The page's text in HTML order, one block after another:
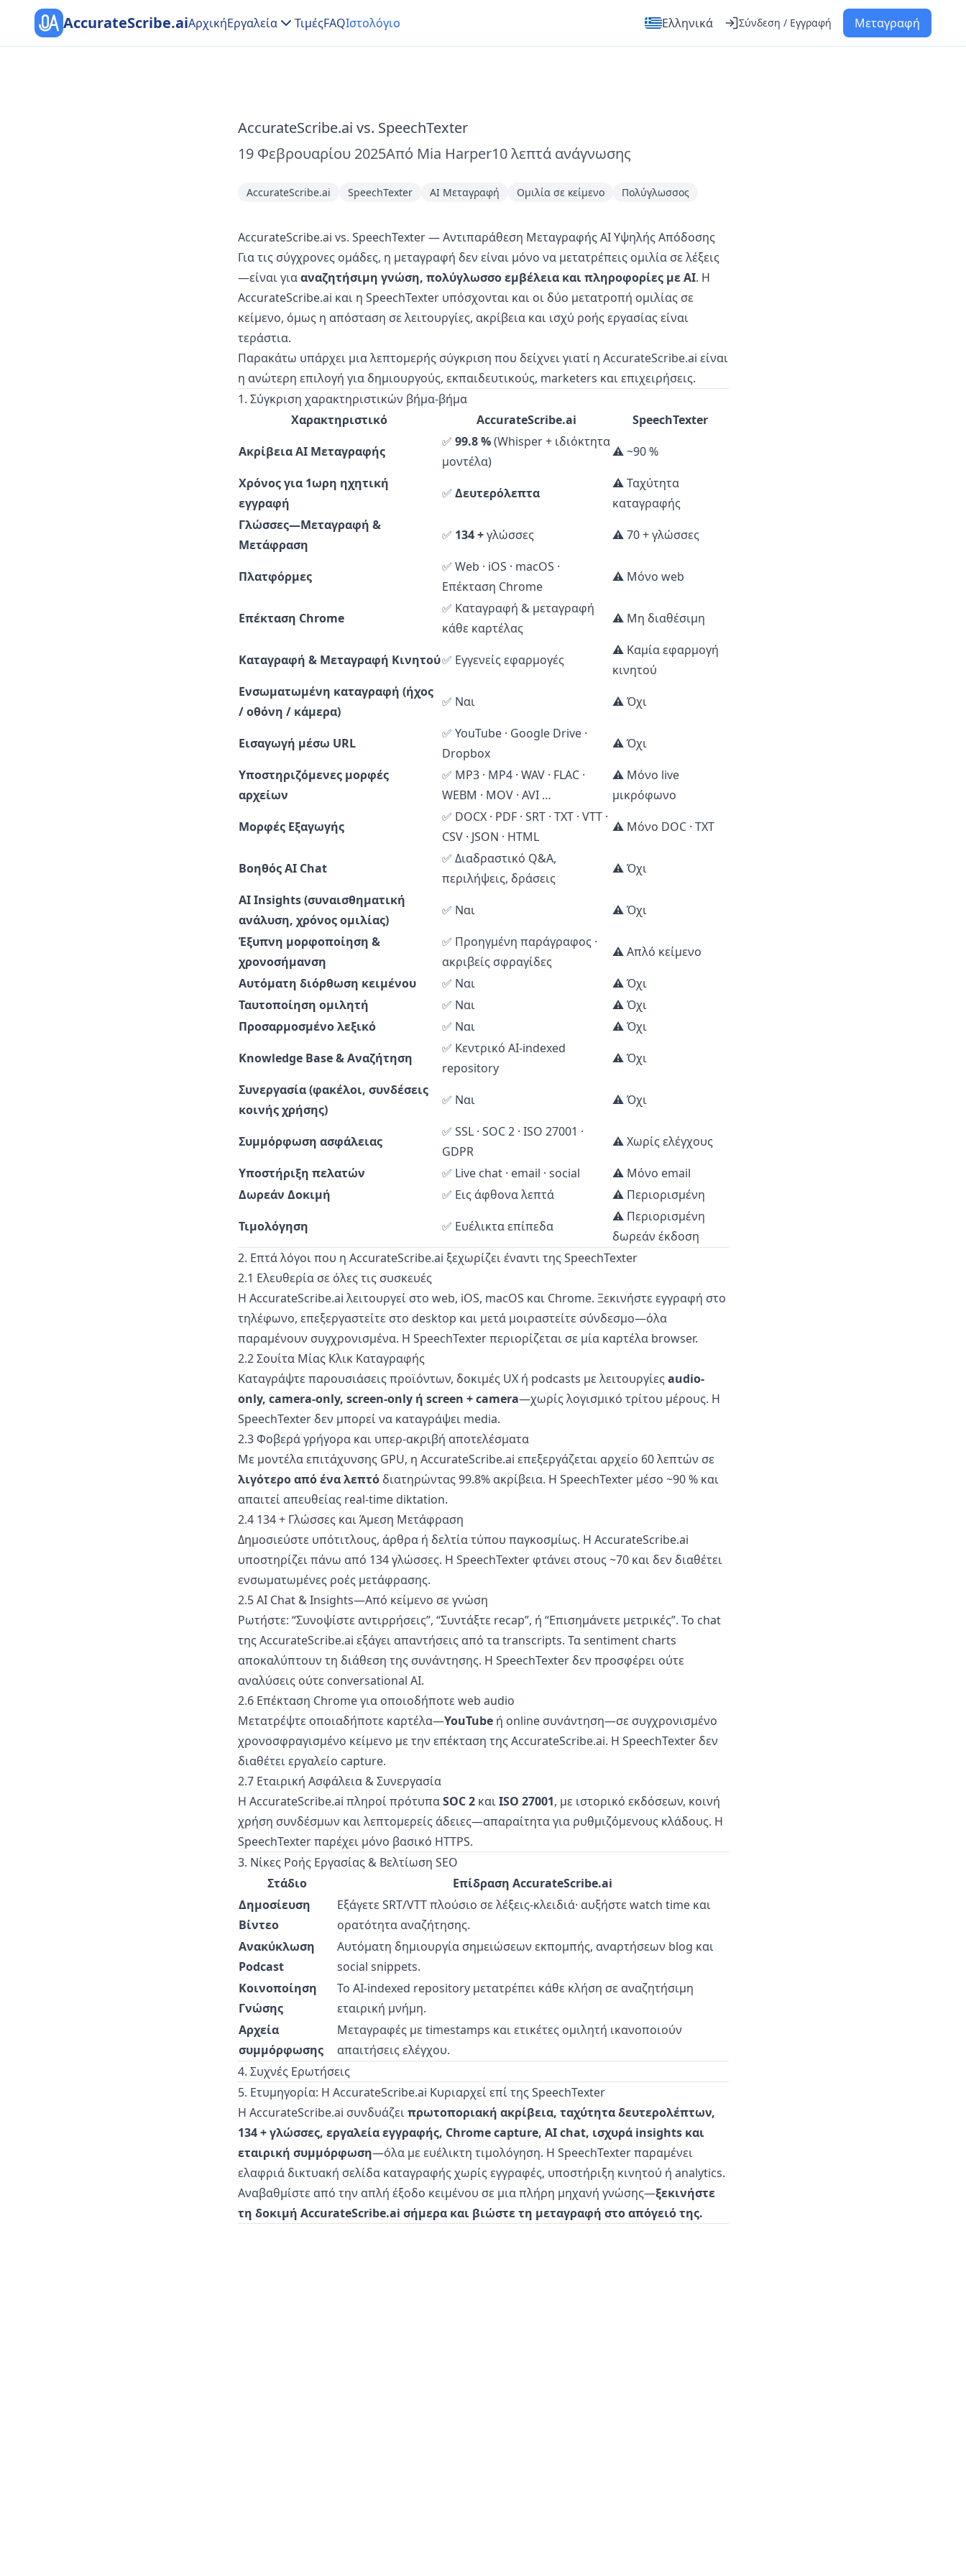
AccurateScribe.aiΑρχικήΕργαλεία ΤιμέςFAQΙστολόγιο Ελληνικά Σύνδεση / Εγγραφή Μεταγραφή
AccurateScribe.ai vs. SpeechTexter
19 Φεβρουαρίου 2025Από Mia Harper10 λεπτά ανάγνωσης
AccurateScribe.ai SpeechTexter AI Μεταγραφή Ομιλία σε κείμενο Πολύγλωσσος
AccurateScribe.ai vs. SpeechTexter — Αντιπαράθεση Μεταγραφής AI Υψηλής Απόδοσης
Για τις σύγχρονες ομάδες, η μεταγραφή δεν είναι μόνο να μετατρέπεις ομιλία σε λέξεις
—είναι γιααναζητήσιμη γνώση, πολύγλωσσο εμβέλεια και πληροφορίες με AI. Η
AccurateScribe.ai και η SpeechTexter υπόσχονται και οι δύο μετατροπή ομιλίας σε
κείμενο, όμως η απόσταση σε λειτουργίες, ακρίβεια και ισχύ ροής εργασίας είναι
τεράστια.
Παρακάτω υπάρχει μια λεπτομερής σύγκριση που δείχνει γιατί η AccurateScribe.ai είναι
η ανώτερη επιλογή για δημιουργούς, εκπαιδευτικούς, marketers και επιχειρήσεις.
1. Σύγκριση χαρακτηριστικών βήμα-βήμα
Χαρακτηριστικό
AccurateScribe.ai
SpeechTexter
Ακρίβεια AI Μεταγραφής
✅ 99.8 %(Whisper + ιδιόκτητα
μοντέλα)
⚠️ ~90 %
Χρόνος για 1ωρη ηχητική
εγγραφή
✅ Δευτερόλεπτα
⚠️ Ταχύτητα
καταγραφής
Γλώσσες—Μεταγραφή &
Μετάφραση
✅ 134 +γλώσσες ⚠️ 70 + γλώσσες
Πλατφόρμες
✅ Web · iOS · macOS ·
Επέκταση Chrome
⚠️ Μόνο web
Επέκταση Chrome
✅ Καταγραφή & μεταγραφή
κάθε καρτέλας
⚠️ Μη διαθέσιμη
Καταγραφή & Μεταγραφή Κινητού✅ Εγγενείς εφαρμογές
⚠️ Καμία εφαρμογή
κινητού
Ενσωματωμένη καταγραφή (ήχος
/ οθόνη / κάμερα)
✅ Ναι ⚠️ Όχι
Εισαγωγή μέσω URL
✅ YouTube · Google Drive ·
Dropbox
⚠️ Όχι
Υποστηριζόμενες μορφές
αρχείων
✅ MP3 · MP4 · WAV · FLAC ·
WEBM · MOV · AVI …
⚠️ Μόνο live
μικρόφωνο
Μορφές Εξαγωγής
✅ DOCX · PDF · SRT · TXT · VTT ·
CSV · JSON · HTML
⚠️ Μόνο DOC · TXT
Βοηθός AI Chat
✅ Διαδραστικό Q&A,
περιλήψεις, δράσεις
⚠️ Όχι
AI Insights (συναισθηματική
ανάλυση, χρόνος ομιλίας)
✅ Ναι
⚠️ Όχι
Έξυπνη μορφοποίηση &
χρονοσήμανση
✅ Προηγμένη παράγραφος ·
ακριβείς σφραγίδες
⚠️ Απλό κείμενο
Αυτόματη διόρθωση κειμένου
✅ Ναι
⚠️ Όχι
Ταυτοποίηση ομιλητή
✅ Ναι
⚠️ Όχι
Προσαρμοσμένο λεξικό
✅ Ναι
⚠️ Όχι
Knowledge Base & Αναζήτηση
✅ Κεντρικό AI-indexed
repository
⚠️ Όχι
Συνεργασία (φακέλοι, συνδέσεις
κοινής χρήσης)
✅ Ναι ⚠️ Όχι
Συμμόρφωση ασφάλειας
✅ SSL · SOC 2 · ISO 27001 ·
GDPR
⚠️ Χωρίς ελέγχους
Υποστήριξη πελατών
✅ Live chat · email · social
⚠️ Μόνο email
Δωρεάν Δοκιμή
✅ Εις άφθονα λεπτά
⚠️ Περιορισμένη
Τιμολόγηση
✅ Ευέλικτα επίπεδα
⚠️ Περιορισμένη
δωρεάν έκδοση
2. Επτά λόγοι που η AccurateScribe.ai ξεχωρίζει έναντι της SpeechTexter
2.1 Ελευθερία σε όλες τις συσκευές
Η AccurateScribe.ai λειτουργεί στο web, iOS, macOS και Chrome. Ξεκινήστε εγγραφή στο
τηλέφωνο, επεξεργαστείτε στο desktop και μετά μοιραστείτε σύνδεσμο—όλα
παραμένουν συγχρονισμένα. Η SpeechTexter περιορίζεται σε μία καρτέλα browser.
2.2 Σουίτα Μίας Κλικ Καταγραφής
Καταγράψτε παρουσιάσεις προϊόντων, δοκιμές UX ή podcasts με λειτουργίεςaudio-
only, camera-only, screen-only ή screen + camera—χωρίς λογισμικό τρίτου μέρους. Η
SpeechTexter δεν μπορεί να καταγράψει media.
2.3 Φοβερά γρήγορα και υπερ-ακριβή αποτελέσματα
Με μοντέλα επιτάχυνσης GPU, η AccurateScribe.ai επεξεργάζεται αρχείο 60 λεπτών σε
λιγότερο από ένα λεπτόδιατηρώντας 99.8% ακρίβεια. Η SpeechTexter μέσο ~90 % και
απαιτεί απευθείας real-time diktation.
2.4 134 + Γλώσσες και Άμεση Μετάφραση
Δημοσιεύστε υπότιτλους, άρθρα ή δελτία τύπου παγκοσμίως. Η AccurateScribe.ai
υποστηρίζει πάνω από 134 γλώσσες. Η SpeechTexter φτάνει στους ~70 και δεν διαθέτει
ενσωματωμένες ροές μετάφρασης.
2.5 AI Chat & Insights—Από κείμενο σε γνώση
Ρωτήστε: “Συνοψίστε αντιρρήσεις”, “Συντάξτε recap”, ή “Επισημάνετε μετρικές”. Το chat
της AccurateScribe.ai εξάγει απαντήσεις από τα transcripts. Τα sentiment charts
αποκαλύπτουν τη διάθεση της συνάντησης. Η SpeechTexter δεν προσφέρει ούτε
αναλύσεις ούτε conversational AI.
2.6 Επέκταση Chrome για οποιοδήποτε web audio
Μετατρέψτε οποιαδήποτε καρτέλα—YouTubeή online συνάντηση—σε συγχρονισμένο
χρονοσφραγισμένο κείμενο με την επέκταση της AccurateScribe.ai. Η SpeechTexter δεν
διαθέτει εργαλείο capture.
2.7 Εταιρική Ασφάλεια & Συνεργασία
Η AccurateScribe.ai πληροί πρότυπαSOC 2καιISO 27001, με ιστορικό εκδόσεων, κοινή
χρήση συνδέσμων και λεπτομερείς άδειες—απαραίτητα για ρυθμιζόμενους κλάδους. Η
SpeechTexter παρέχει μόνο βασικό HTTPS.
3. Νίκες Ροής Εργασίας & Βελτίωση SEO
Στάδιο
Επίδραση AccurateScribe.ai
Δημοσίευση
Βίντεο
Εξάγετε SRT/VTT πλούσιο σε λέξεις-κλειδιά· αυξήστε watch time και
ορατότητα αναζήτησης.
Ανακύκλωση
Podcast
Αυτόματη δημιουργία σημειώσεων εκπομπής, αναρτήσεων blog και
social snippets.
Κοινοποίηση
Γνώσης
Το AI-indexed repository μετατρέπει κάθε κλήση σε αναζητήσιμη
εταιρική μνήμη.
Αρχεία
συμμόρφωσης
Μεταγραφές με timestamps και ετικέτες ομιλητή ικανοποιούν
απαιτήσεις ελέγχου.
4. Συχνές Ερωτήσεις
5. Ετυμηγορία: Η AccurateScribe.ai Κυριαρχεί επί της SpeechTexter
Η AccurateScribe.ai συνδυάζειπρωτοποριακή ακρίβεια, ταχύτητα δευτερολέπτων,
134 + γλώσσες, εργαλεία εγγραφής, Chrome capture, AI chat, ισχυρά insights και
εταιρική συμμόρφωση—όλα με ευέλικτη τιμολόγηση. Η SpeechTexter παραμένει
ελαφριά δικτυακή σελίδα καταγραφής χωρίς εγγραφές, υποστήριξη κινητού ή analytics.
Αναβαθμίστε από την απλή έξοδο κειμένου σε μια πλήρη μηχανή γνώσης—ξεκινήστε
τη δοκιμή AccurateScribe.ai σήμερα και βιώστε τη μεταγραφή στο απόγειό της.